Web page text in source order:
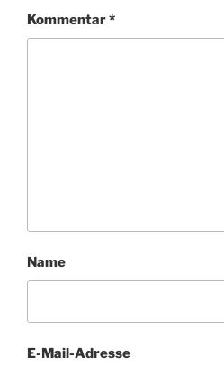
Kommentar*
Name
E-Mail-Adresse